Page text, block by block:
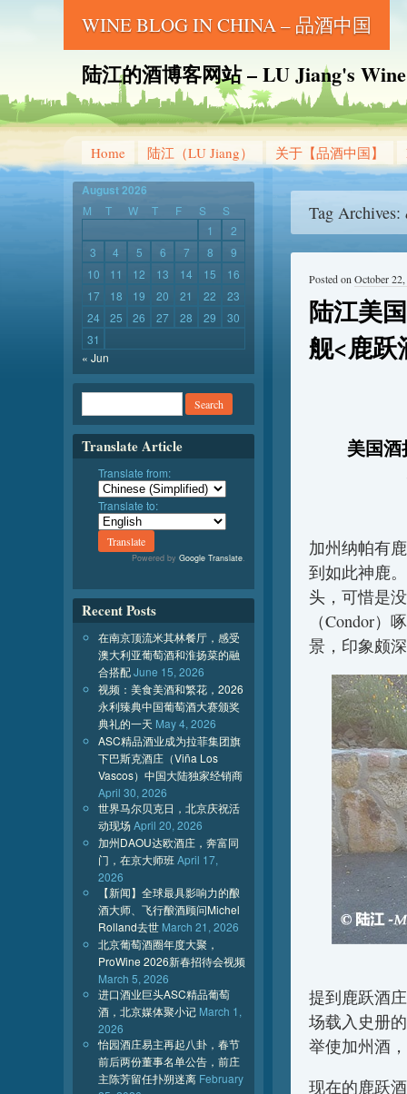
WINE BLOG IN CHINA – 品酒中国
陆江的酒博客网站 – LU Jiang's
Home 陆江（LU Jiang） 关于【品酒中国】
Tag Archives:
陆江美
舰<鹿跃
Posted on October
美国酒
加州纳帕有
到如此神鹿
头，可惜是
（Condor
景，印象颇
提到鹿跃酒
场载入史册
举使加州酒
现在的鹿跃
August 2026
M T W T F S
S
1
2
3
4 5 6 7 8
9
10
11 12 13 14 15
16
17
18 19 20 21 22
23
24
25 26 27 28 29
30
31
« Jun
Translate Article
Translate from:
Translate to:
Powered by Google Translate.
Recent Posts
在南京顶流米其林餐厅，感受
澳大利亚葡萄酒和淮扬菜的融
合搭配June 15, 2026
视频：美食美酒和繁花，2026
永利臻典中国葡萄酒大赛颁奖
典礼的一天 May 4, 2026
ASC精品酒业成为拉菲集团旗
下巴斯克酒庄（Viña Los
Vascos）中国大陆独家经销商
April 30, 2026
世界马尔贝克日，北京庆祝活
动现场April 20, 2026
加州DAOU达欧酒庄，奔富同
门，在京大师班 April 17,
2026
【新闻】全球最具影响力的酿
酒大师、飞行酿酒顾问Michel
Rolland去世 March 21, 2026
北京葡萄酒圈年度大聚，
ProWine 2026新春招待会视频
March 5, 2026
进口酒业巨头ASC精品葡萄
酒，北京媒体聚小记 March 1,
2026
怡园酒庄易主再起八卦，春节
前后两份董事名单公告，前庄
主陈芳留任扑朔迷离 February